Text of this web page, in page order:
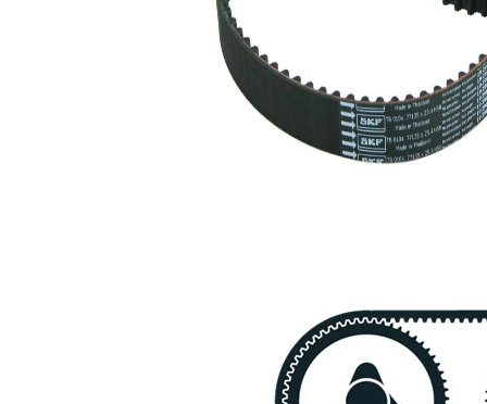
curea distributie